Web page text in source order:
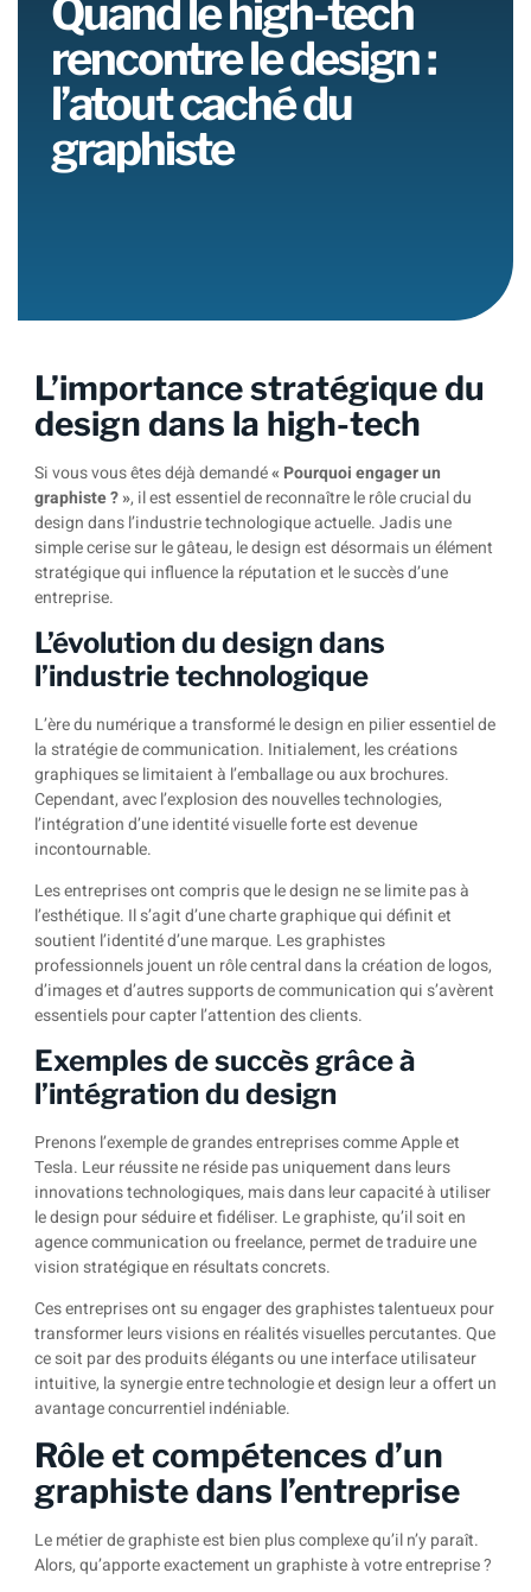
Quand le high-tech
rencontre le design :
l’atout caché du
graphiste
L’importance stratégique du
design dans la high-tech
Si vous vous êtes déjà demandé« Pourquoi engager un
graphiste ? », il est essentiel de reconnaître le rôle crucial du
design dans l’industrie technologique actuelle. Jadis une
simple cerise sur le gâteau, le design est désormais un élément
stratégique qui influence la réputation et le succès d’une
entreprise.
L’évolution du design dans
l’industrie technologique
L’ère du numérique a transformé le design en pilier essentiel de
la stratégie de communication. Initialement, les créations
graphiques se limitaient à l’emballage ou aux brochures.
Cependant, avec l’explosion des nouvelles technologies,
l’intégration d’une identité visuelle forte est devenue
incontournable.
Les entreprises ont compris que le design ne se limite pas à
l’esthétique. Il s’agit d’une charte graphique qui définit et
soutient l’identité d’une marque. Les graphistes
professionnels jouent un rôle central dans la création de logos,
d’images et d’autres supports de communication qui s’avèrent
essentiels pour capter l’attention des clients.
Exemples de succès grâce à
l’intégration du design
Prenons l’exemple de grandes entreprises comme Apple et
Tesla. Leur réussite ne réside pas uniquement dans leurs
innovations technologiques, mais dans leur capacité à utiliser
le design pour séduire et fidéliser. Le graphiste, qu’il soit en
agence communication ou freelance, permet de traduire une
vision stratégique en résultats concrets.
Ces entreprises ont su engager des graphistes talentueux pour
transformer leurs visions en réalités visuelles percutantes. Que
ce soit par des produits élégants ou une interface utilisateur
intuitive, la synergie entre technologie et design leur a offert un
avantage concurrentiel indéniable.
Rôle et compétences d’un
graphiste dans l’entreprise
Le métier de graphiste est bien plus complexe qu’il n’y paraît.
Alors, qu’apporte exactement un graphiste à votre entreprise ?